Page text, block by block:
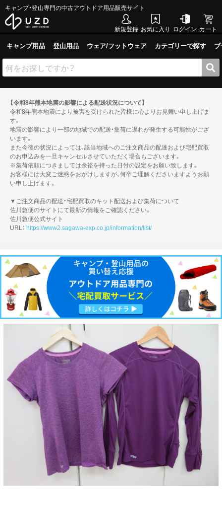
キャンプ・登山専門の中古アウトドア用品販売サイト
新規登録 お気に入り ログイン カート
キャンプ用品 登山用品 ウェア/フットウェア カテゴリーで探す
【令和8年熊本地震の影響による配送状況について】
令和8年熊本地震により被害を受けられた皆様に心よりお見舞い申し上げま
す。
地震の影響により一部の地域での配送・集荷に遅れが発生する可能性がござ
います。
また今後の状況によっては、該当地域へのご注文商品の配達および宅配買取
のお申込みを一旦キャンセルさせていただく場合もございます。
※集荷依頼につきましては余裕を持った日付の設定をお願い致します。
お客様には大変ご迷惑をおかけしますが、何卒ご理解くださいますようお願
い申し上げます。
▼ご注文商品の配送・宅配買取のキット配送および集荷について
佐川急便のサイトにて最新の情報をご確認ください。
佐川急便公式サイト
URL： https://www2.sagawa-exp.co.jp/information/list/